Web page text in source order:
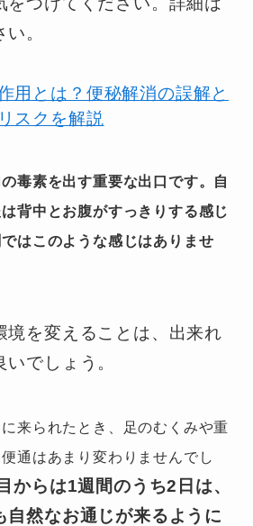
。
用とは？便秘解消の誤解と
スクを解説
毒素を出す重要な出口です。自
背中とお腹がすっきりする感じ
はこのような感じはありませ
境を変えることは、出来れ
でしょう。
に来られたとき、足のむくみや重
通はあまり変わりませんでし
からは1週間のうち2日は、
自然なお通じが来るように